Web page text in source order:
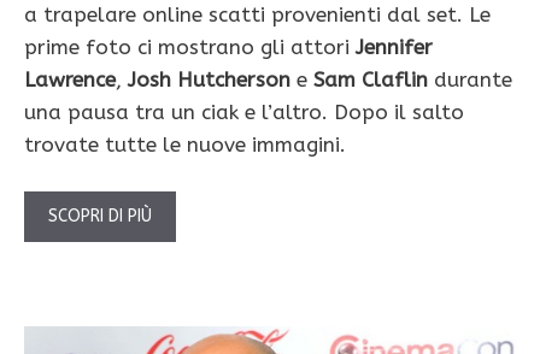
a trapelare online scatti provenienti dal set. Le
prime foto ci mostrano gli attori Jennifer
Lawrence,Josh Hutcherson e Sam Claflin durante
una pausa tra un ciak e l’altro. Dopo il salto
trovate tutte le nuove immagini.
SCOPRI DI PIÙ